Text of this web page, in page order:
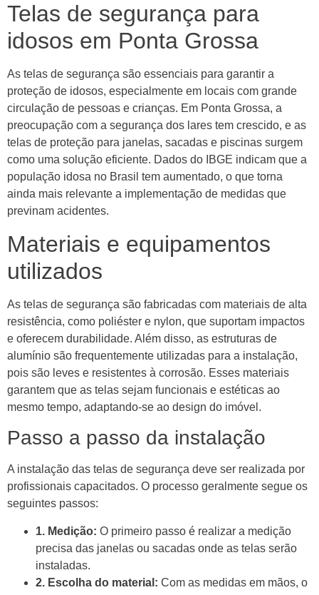
Telas de segurança para
idosos em Ponta Grossa
As telas de segurança são essenciais para garantir a
proteção de idosos, especialmente em locais com grande
circulação de pessoas e crianças. Em Ponta Grossa, a
preocupação com a segurança dos lares tem crescido, e as
telas de proteção para janelas, sacadas e piscinas surgem
como uma solução eficiente. Dados do IBGE indicam que a
população idosa no Brasil tem aumentado, o que torna
ainda mais relevante a implementação de medidas que
previnam acidentes.
Materiais e equipamentos
utilizados
As telas de segurança são fabricadas com materiais de alta
resistência, como poliéster e nylon, que suportam impactos
e oferecem durabilidade. Além disso, as estruturas de
alumínio são frequentemente utilizadas para a instalação,
pois são leves e resistentes à corrosão. Esses materiais
garantem que as telas sejam funcionais e estéticas ao
mesmo tempo, adaptando-se ao design do imóvel.
Passo a passo da instalação
A instalação das telas de segurança deve ser realizada por
profissionais capacitados. O processo geralmente segue os
seguintes passos:
1. Medição: O primeiro passo é realizar a medição
precisa das janelas ou sacadas onde as telas serão
instaladas.
2. Escolha do material: Com as medidas em mãos, o